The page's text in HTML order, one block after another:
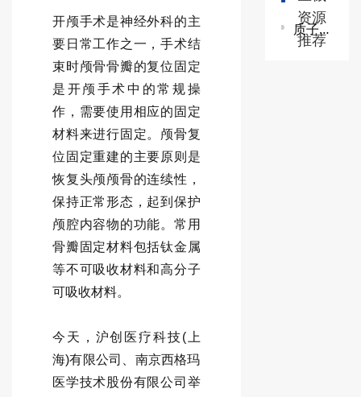
开颅手术是神经外科的主
要日常工作之一，手术结
束时颅骨骨瓣的复位固定
是开颅手术中的常规操
作，需要使用相应的固定
材料来进行固定。颅骨复
位固定重建的主要原则是
恢复头颅颅骨的连续性，
保持正常形态，起到保护
颅腔内容物的功能。常用
骨瓣固定材料包括钛金属
等不可吸收材料和高分子
可吸收材料。
今天，沪创医疗科技(上
海)有限公司、南京西格玛
医学技术股份有限公司举
资源
推荐
质子/碳离子治疗系统技术审查指导原则